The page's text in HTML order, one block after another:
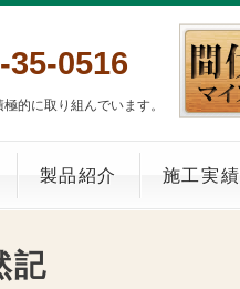
的に取り組んでいます。
35-0516
製品紹介 施工実績
記